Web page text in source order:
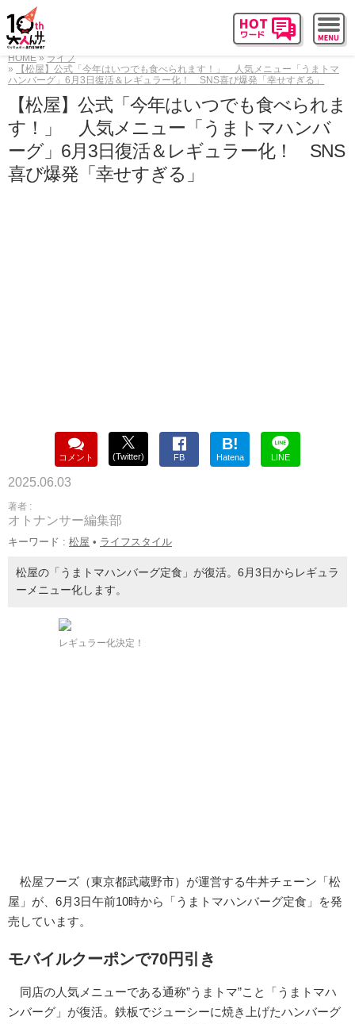
HOME
ライフ
【松屋】公式「今年はいつでも食べられます！」 人気メニュー「うまトマ
ハンバーグ」6月3日復活＆レギュラー化！ SNS喜び爆発「幸せすぎる」
【松屋】公式「今年はいつでも食べられま
す！」 人気メニュー「うまトマハンバ
ーグ」6月3日復活＆レギュラー化！ SNS
喜び爆発「幸せすぎる」
コメント (Twitter) FB
B!
Hatena LINE
2025.06.03
著者 :
オトナンサー編集部
キーワード : 松屋 • ライフスタイル
松屋の「うまトマハンバーグ定食」が復活。6月3日からレギュラ
ーメニュー化します。
レギュラー化決定！
松屋フーズ（東京都武蔵野市）が運営する牛丼チェーン「松
屋」が、6月3日午前10時から「うまトマハンバーグ定食」を発
売しています。
モバイルクーポンで70円引き
同店の人気メニューである通称”うまトマ”こと「うまトマハ
ンバーグ」が復活。鉄板でジューシーに焼き上げたハンバーグ